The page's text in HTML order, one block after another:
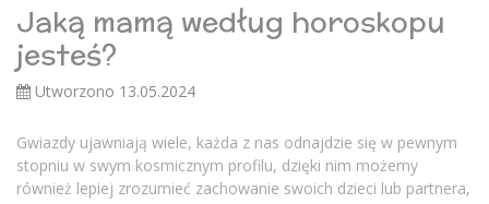
Jaką mamą według horoskopu
jesteś?
Utworzono 13.05.2024
Gwiazdy ujawniają wiele, każda z nas odnajdzie się w pewnym
stopniu w swym kosmicznym profilu, dzięki nim możemy
również lepiej zrozumieć zachowanie swoich dzieci lub partnera,